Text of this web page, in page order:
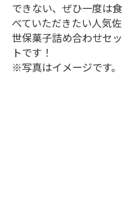
できない、ぜひ一度は食
べていただきたい人気佐
世保菓子詰め合わせセッ
トです！
※写真はイメージです。